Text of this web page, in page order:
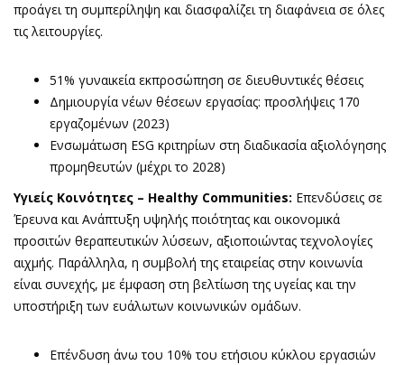
προάγει τη συμπερίληψη και διασφαλίζει τη διαφάνεια σε όλες
τις λειτουργίες.
51% γυναικεία εκπροσώπηση σε διευθυντικές θέσεις
Δημιουργία νέων θέσεων εργασίας: προσλήψεις 170
εργαζομένων (2023)
Ενσωμάτωση ESG κριτηρίων στη διαδικασία αξιολόγησης
προμηθευτών (μέχρι το 2028)
Υγιείς Κοινότητες – Healthy Communities: Επενδύσεις σε
Έρευνα και Ανάπτυξη υψηλής ποιότητας και οικονομικά
προσιτών θεραπευτικών λύσεων, αξιοποιώντας τεχνολογίες
αιχμής. Παράλληλα, η συμβολή της εταιρείας στην κοινωνία
είναι συνεχής, με έμφαση στη βελτίωση της υγείας και την
υποστήριξη των ευάλωτων κοινωνικών ομάδων.
Επένδυση άνω του 10% του ετήσιου κύκλου εργασιών